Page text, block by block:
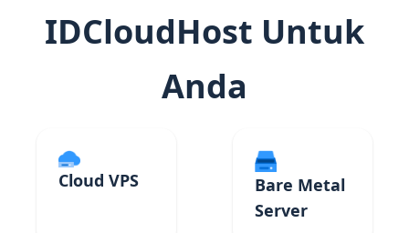
IDCloudHost Untuk
Anda
Cloud VPS
Bare Metal
Server